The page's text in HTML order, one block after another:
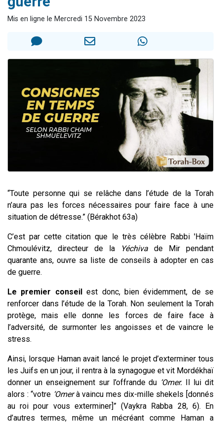
Ariel vient de donner son Maasser
Mis en ligne le Mercredi 15 Novembre 2023
“Toute personne qui se relâche dans l’étude de la Torah
n’aura pas les forces nécessaires pour faire face à une
situation de détresse.” (Bérakhot 63a)
C’est par cette citation que le très célèbre Rabbi 'Haïm
Chmoulévitz, directeur de la
Yéchiva de Mir pendant
quarante ans, ouvre sa liste de conseils à adopter en cas
de guerre.
Le premier conseilest donc, bien évidemment, de se
renforcer dans l’étude de la Torah. Non seulement la Torah
protège, mais elle donne les forces de faire face à
l’adversité, de surmonter les angoisses et de vaincre le
stress.
Ainsi, lorsque Haman avait lancé le projet d’exterminer tous
les Juifs en un jour, il rentra à la synagogue et vit Mordékhaï
donner un enseignement sur l’offrande du ‘Omer. Il lui dit
alors : “votre ‘Omerà vaincu mes dix-mille shekels [donnés
au roi pour vous exterminer]” (Vaykra Rabba 28, 6). En
d’autres termes, même un mécréant comme Haman a